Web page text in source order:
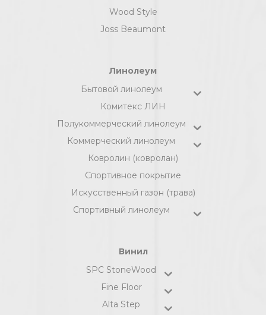
Wood Style
Joss Beaumont
Линолеум
Бытовой линолеум
Комитекс ЛИН
Полукоммерческий линолеум
Коммерческий линолеум
Ковролин (ковролан)
Спортивное покрытие
Искусственный газон (трава)
Спортивный линолеум
Винил
SPC StoneWood
Fine Floor
Alta Step